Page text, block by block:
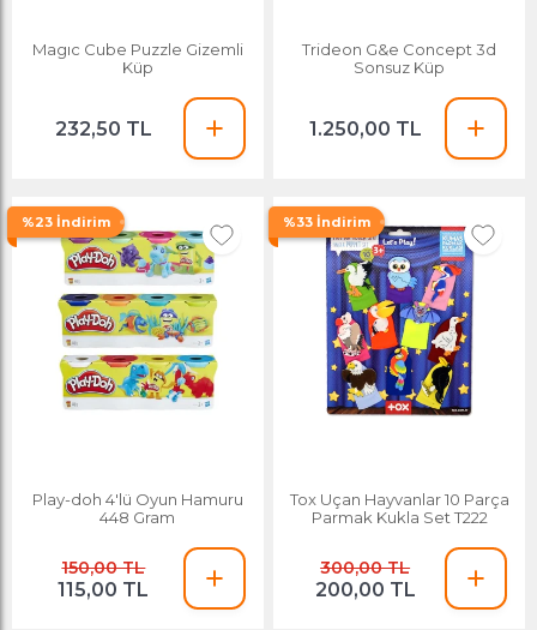
Magıc Cube Puzzle Gizemli
Küp
232,50 TL
Trideon G&e Concept 3d
Sonsuz Küp
1.250,00 TL
%23 İndirim
Play-doh 4'lü Oyun Hamuru
448 Gram
150,00 TL
115,00 TL
%33 İndirim
Tox Uçan Hayvanlar 10 Parça
Parmak Kukla Set T222
300,00 TL
200,00 TL